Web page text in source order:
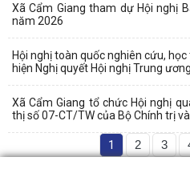
Xã Cẩm Giang tham dự Hội nghị
năm 2026
Hội nghị toàn quốc nghiên cứu,
hiện Nghị quyết Hội nghị Trung
Xã Cẩm Giang tổ chức Hội nghị
thị số 07-CT/TW của Bộ Chính trị
1 2 3